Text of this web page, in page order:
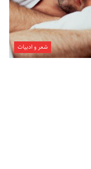
شعر و ادبیات